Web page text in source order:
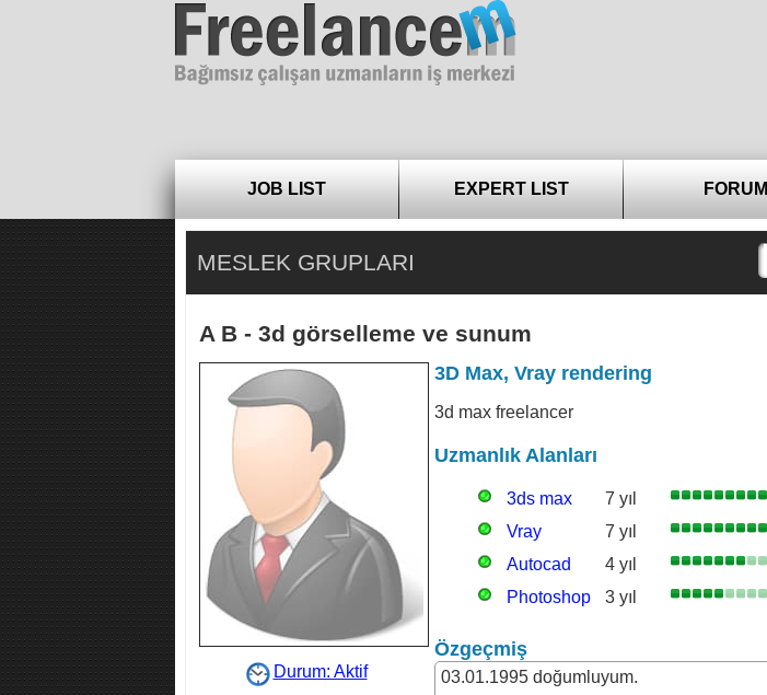
JOB LIST EXPERT LIST FORUM
MESLEK GRUPLARI
A B - 3d görselleme ve sunum
Durum: Aktif
3D Max, Vray rendering
3d max freelancer
Uzmanlık Alanları
3ds max
7 yıl
Vray
7 yıl
Autocad
4 yıl
Photoshop
3 yıl
Özgeçmiş
03.01.1995 doğumluyum.